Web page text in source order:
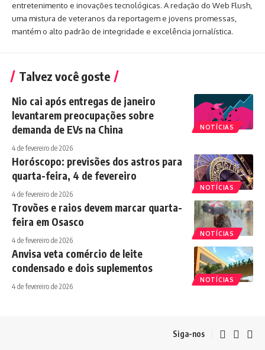
entretenimento e inovações tecnológicas. A redação do Web Flush,
uma mistura de veteranos da reportagem e jovens promessas,
mantém o alto padrão de integridade e excelência jornalística.
Talvez você goste
NOTÍCIAS
Nio cai após entregas de janeiro
levantarem preocupações sobre
demanda de EVs na China
4 de fevereiro de 2026
NOTÍCIAS
Horóscopo: previsões dos astros para
quarta-feira, 4 de fevereiro
4 de fevereiro de 2026
NOTÍCIAS
Trovões e raios devem marcar quarta-
feira em Osasco
4 de fevereiro de 2026
NOTÍCIAS
Anvisa veta comércio de leite
condensado e dois suplementos
4 de fevereiro de 2026
Siga-nos